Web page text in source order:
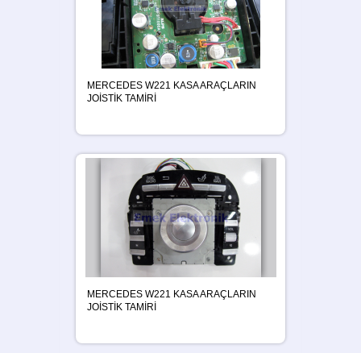
MERCEDES W221 KASA ARAÇLARIN
JOİSTİK TAMİRİ
MERCEDES W221 KASA ARAÇLARIN
JOİSTİK TAMİRİ